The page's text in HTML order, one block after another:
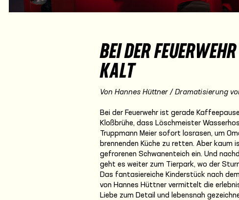
BEI DER
KALT
Von Hannes Hüttner / Dramatisierung
Bei der Feuerwehr ist gerade
Kloßbrühe, dass Löschmeister
Truppmann Meier sofort losrasen, um
brennenden Küche zu retten. Aber kaum
gefrorenen Schwanenteich ein. Und
geht es weiter zum Tierpark, wo der
Das fantasiereiche Kinderstück nach
von Hannes Hüttner vermittelt die
Liebe zum Detail und lebensnah